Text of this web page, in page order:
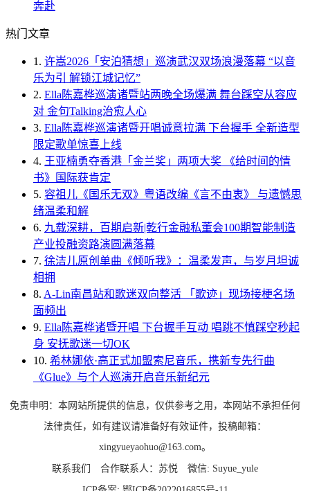
奔赴
热门文章
1. 许嵩2026「安泊猜想」巡演武汉双场浪漫落幕 “以音
乐为引 解锁江城记忆”
2. Ella陈嘉桦巡演诸暨站两晚全场爆满 舞台踩空从容应
对 金句Talking治愈人心
3. Ella陈嘉桦巡演诸暨开唱诚意拉满 下台握手 全新造型
限定歌单惊喜上线
4. 王亚楠勇夺香港「金兰奖」两项大奖 《给时间的情
书》国际获肯定
5. 容祖儿《国乐无双》粤语改编《言不由衷》 与遗憾思
绪温柔和解
6. 九载深耕，百期启新|乾行金融私董会100期智能制造
产业投融资路演圆满落幕
7. 徐洁儿原创单曲《倾听我》：温柔发声，与岁月坦诚
相拥
8. A-Lin南昌站和歌迷双向整活 「歌迹」现场接梗名场
面频出
9. Ella陈嘉桦诸暨开唱 下台握手互动 唱跳不慎踩空秒起
身 安抚歌迷一切OK
10. 希林娜依·高正式加盟索尼音乐，携新专先行曲
《Glue》与个人巡演开启音乐新纪元
免责申明：本网站所提供的信息，仅供参考之用，本网站不承担任何
法律责任，如有建议请准备好有效证件，投稿邮箱：
xingyueyaohuo@163.com。
联系我们 合作联系人：苏悦 微信: Suyue_yule